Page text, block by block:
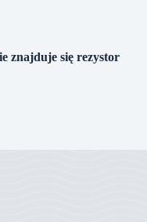
znajduje się rezystor